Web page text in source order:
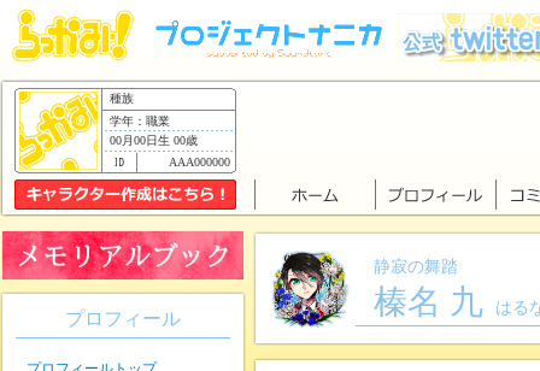
種族
学年：職業
00月00日生 00歳
AAA000000
静寂の舞踏
榛名 九 はる
プロフィール